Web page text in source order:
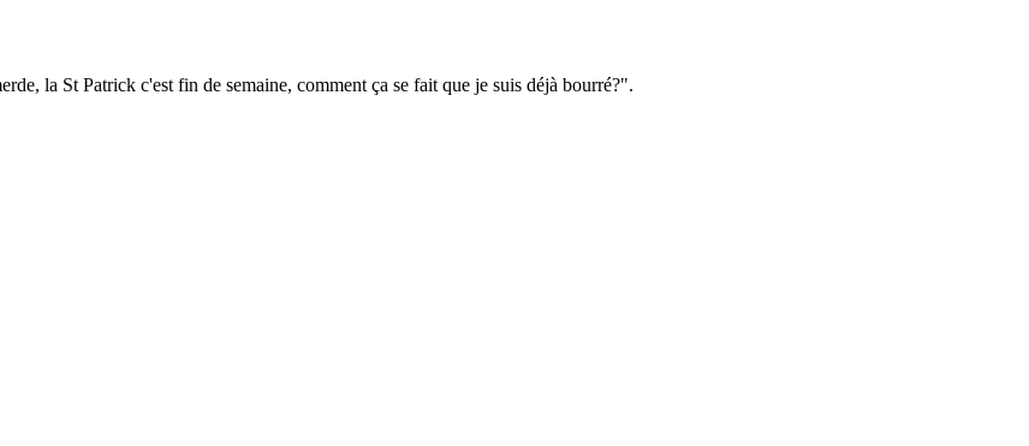
la St Patrick c'est fin de semaine, comment ça se fait que je suis déjà bourré?".